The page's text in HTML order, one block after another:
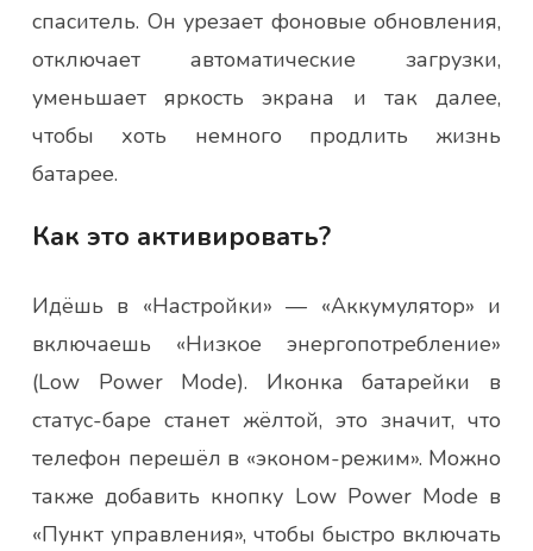
спаситель. Он урезает фоновые обновления,
отключает автоматические загрузки,
уменьшает яркость экрана и так далее,
чтобы хоть немного продлить жизнь
батарее.
Как это активировать?
Идёшь в «Настройки» — «Аккумулятор» и
включаешь «Низкое энергопотребление»
(Low Power Mode). Иконка батарейки в
статус-баре станет жёлтой, это значит, что
телефон перешёл в «эконом-режим». Можно
также добавить кнопку Low Power Mode в
«Пункт управления», чтобы быстро включать